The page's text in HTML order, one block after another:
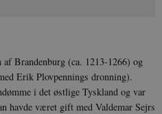
Brandenburg (ca. 1213-1266) og
Erik Plovpennings dronning).
i det østlige Tyskland og var
havde været gift med Valdemar Sejrs